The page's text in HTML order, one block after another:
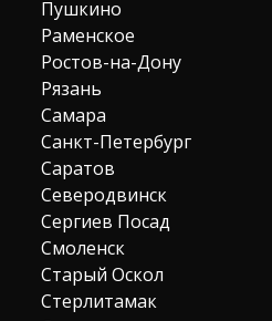
Пушкино
Раменское
Ростов-на-Дону
Рязань
Самара
Санкт-Петербург
Саратов
Северодвинск
Сергиев Посад
Смоленск
Старый Оскол
Стерлитамак